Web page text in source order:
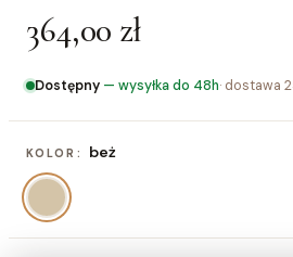
364,00 zł
Dostępny — wysyłka do 48h· dostawa
KOLOR: beż